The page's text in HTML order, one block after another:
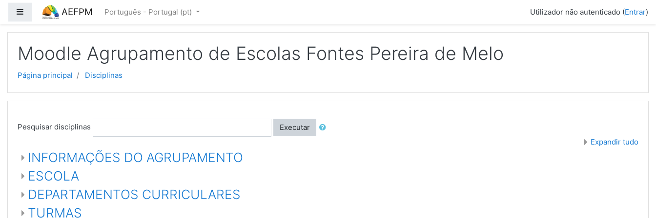
Ir para o conteúdo principal
Painel lateralAEFPM Português - Portugal ‎(pt)‎ Utilizador não autenticado (Entrar)
Moodle Agrupamento de Escolas Fontes Pereira de Melo
Página principal Disciplinas
Pesquisar disciplinas
Executar
Expandir tudo
INFORMAÇÕES DO AGRUPAMENTO
ESCOLA
DEPARTAMENTOS CURRICULARES
TURMAS